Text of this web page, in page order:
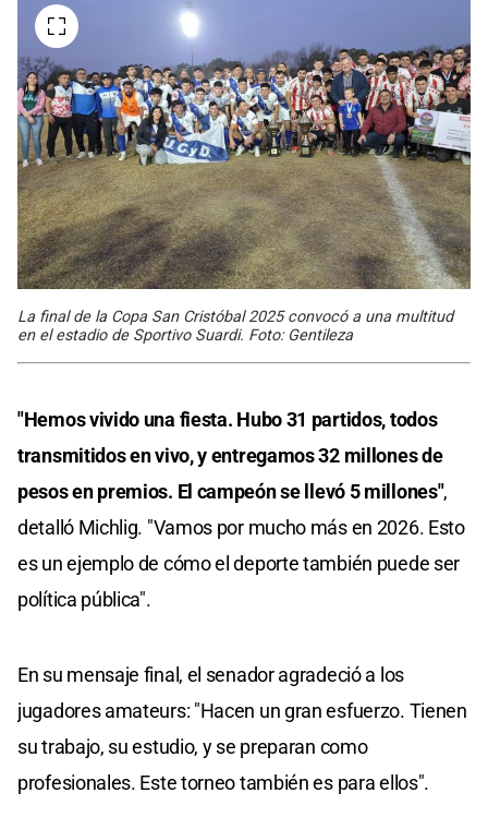
La final de la Copa San Cristóbal 2025 convocó a una multitud
en el estadio de Sportivo Suardi. Foto: Gentileza
"Hemos vivido una fiesta. Hubo 31 partidos, todos
transmitidos en vivo, y entregamos 32 millones de
pesos en premios. El campeón se llevó 5 millones",
detalló Michlig. "Vamos por mucho más en 2026. Esto
es un ejemplo de cómo el deporte también puede ser
política pública".
En su mensaje final, el senador agradeció a los
jugadores amateurs: "Hacen un gran esfuerzo. Tienen
su trabajo, su estudio, y se preparan como
profesionales. Este torneo también es para ellos".